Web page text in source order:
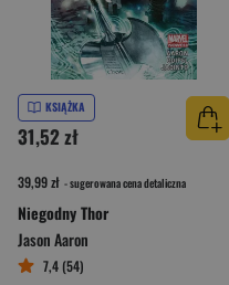
KSIĄŻKA
31,52 zł
39,99 zł - sugerowana cena detaliczna
Niegodny Thor
Jason Aaron
7,4 (54)